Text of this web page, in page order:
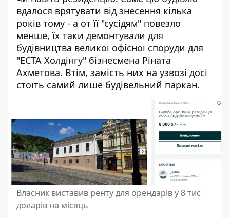
вдалося врятувати від знесення кілька
років тому - а от її "сусідям" повезло
менше, їх таки демонтували для
будівництва великої офісної споруди для
"ЕСТА Холдінгу" бізнесмена Ріната
Ахметова. Втім, замість них на узвозі досі
стоїть самий лише будівельний паркан.
Власник виставив ренту для орендарів у 8 тис
доларів на місяць